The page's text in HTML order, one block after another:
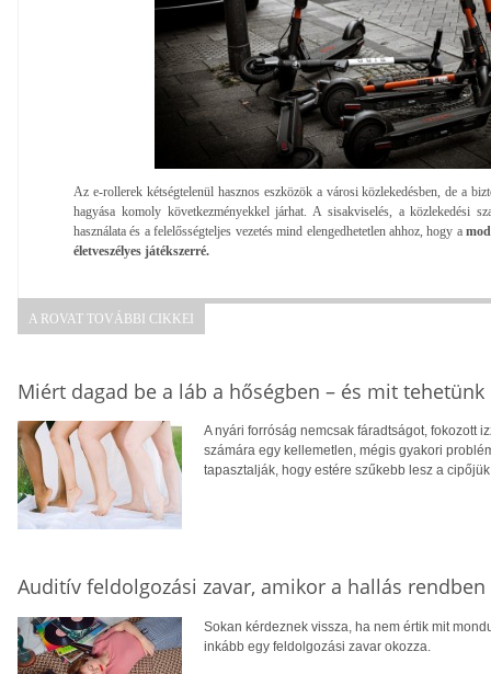
Az e-rollerek kétségtelenül hasznos eszközök a városi közlekedésben, de a
hagyása komoly következményekkel járhat. A sisakviselés, a közlekedési
használata és a felelősségteljes vezetés mind elengedhetetlen ahhoz, hogy a
életveszélyes játékszerré.
A ROVAT TOVÁBBI CIKKEI
Miért dagad be a láb a hőségben – és mit tehetünk
A nyári forróság nemcsak fáradtságot, fokozott
számára egy kellemetlen, mégis gyakori
tapasztalják, hogy estére szűkebb lesz a
Auditív feldolgozási zavar, amikor a hallás
Sokan kérdeznek vissza, ha nem értik mit
inkább egy feldolgozási zavar okozza.